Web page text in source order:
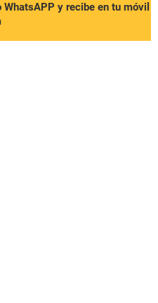
y recibe en tu móvil